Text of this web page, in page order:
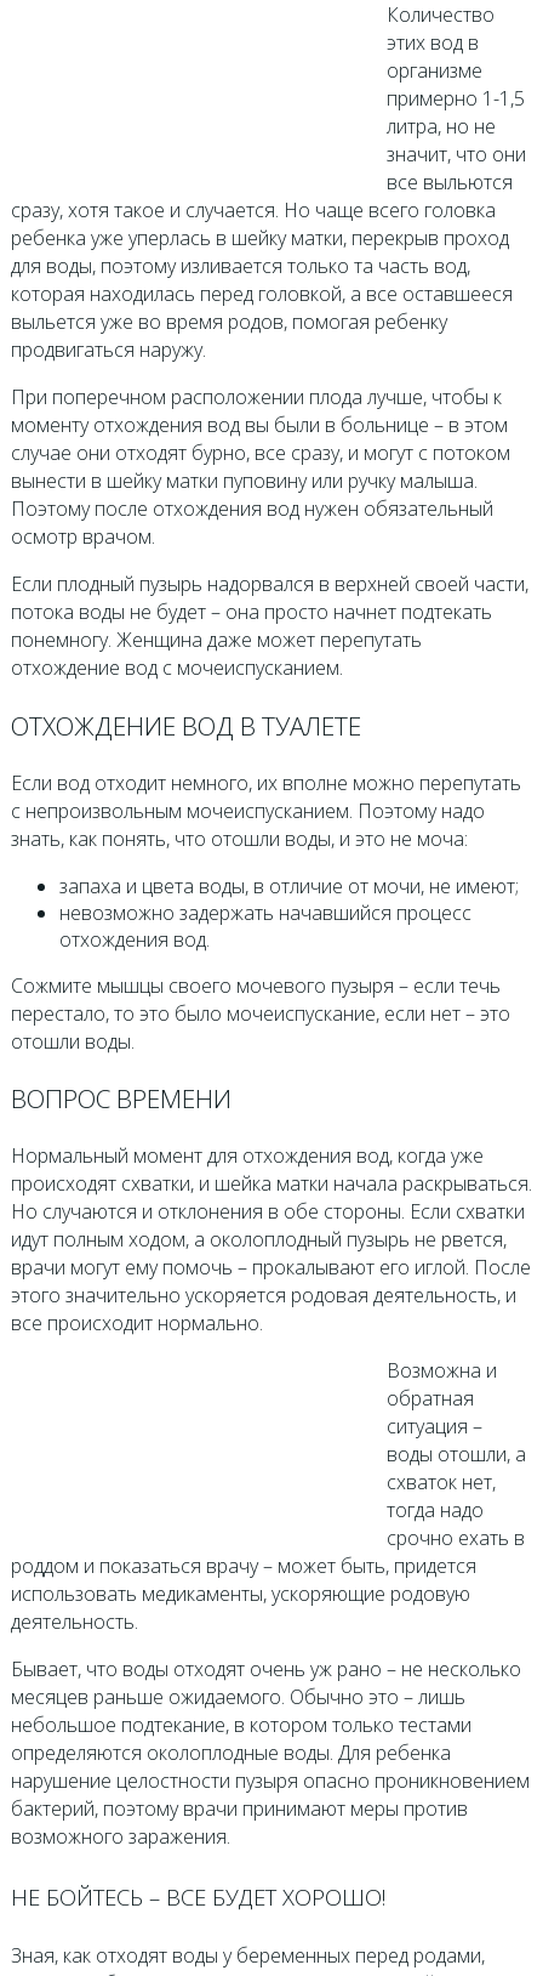
Количество
этих вод в
организме
примерно 1-1,5
литра, но не
значит, что они
все выльются
сразу, хотя такое и случается. Но чаще всего головка
ребенка уже уперлась в шейку матки, перекрыв проход
для воды, поэтому изливается только та часть вод,
которая находилась перед головкой, а все оставшееся
выльется уже во время родов, помогая ребенку
продвигаться наружу.
При поперечном расположении плода лучше, чтобы к
моменту отхождения вод вы были в больнице – в этом
случае они отходят бурно, все сразу, и могут с потоком
вынести в шейку матки пуповину или ручку малыша.
Поэтому после отхождения вод нужен обязательный
осмотр врачом.
Если плодный пузырь надорвался в верхней своей части,
потока воды не будет – она просто начнет подтекать
понемногу. Женщина даже может перепутать
отхождение вод с мочеиспусканием.
ОТХОЖДЕНИЕ ВОД В ТУАЛЕТЕ
Если вод отходит немного, их вполне можно перепутать
с непроизвольным мочеиспусканием. Поэтому надо
знать, как понять, что отошли воды, и это не моча:
запаха и цвета воды, в отличие от мочи, не имеют;
невозможно задержать начавшийся процесс
отхождения вод.
Сожмите мышцы своего мочевого пузыря – если течь
перестало, то это было мочеиспускание, если нет – это
отошли воды.
ВОПРОС ВРЕМЕНИ
Нормальный момент для отхождения вод, когда уже
происходят схватки, и шейка матки начала раскрываться.
Но случаются и отклонения в обе стороны. Если схватки
идут полным ходом, а околоплодный пузырь не рвется,
врачи могут ему помочь – прокалывают его иглой. После
этого значительно ускоряется родовая деятельность, и
все происходит нормально.
Возможна и
обратная
ситуация –
воды отошли, а
схваток нет,
тогда надо
срочно ехать в
роддом и показаться врачу – может быть, придется
использовать медикаменты, ускоряющие родовую
деятельность.
Бывает, что воды отходят очень уж рано – не несколько
месяцев раньше ожидаемого. Обычно это – лишь
небольшое подтекание, в котором только тестами
определяются околоплодные воды. Для ребенка
нарушение целостности пузыря опасно проникновением
бактерий, поэтому врачи принимают меры против
возможного заражения.
НЕ БОЙТЕСЬ – ВСЕ БУДЕТ ХОРОШО!
Зная, как отходят воды у беременных перед родами,